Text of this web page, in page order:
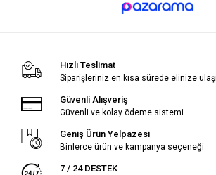
Hızlı Teslimat
Siparişleriniz en kısa sürede elinize
Güvenli Alışveriş
Güvenli ve kolay ödeme sistemi
Geniş Ürün Yelpazesi
Binlerce ürün ve kampanya seçeneği
7 / 24 DESTEK